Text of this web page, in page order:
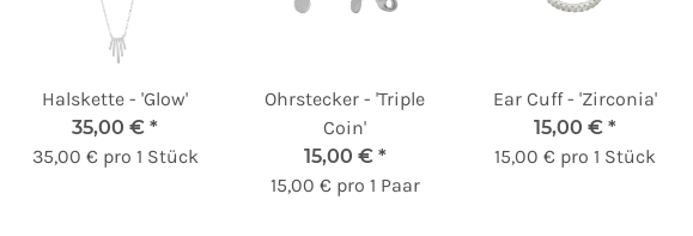
Halskette - 'Glow'
35,00 € *
35,00 € pro 1 Stück
Ohrstecker - 'Triple
Coin'
15,00 € *
15,00 € pro 1 Paar
Ear Cuff - 'Zirconia'
15,00 € *
15,00 € pro 1 Stück